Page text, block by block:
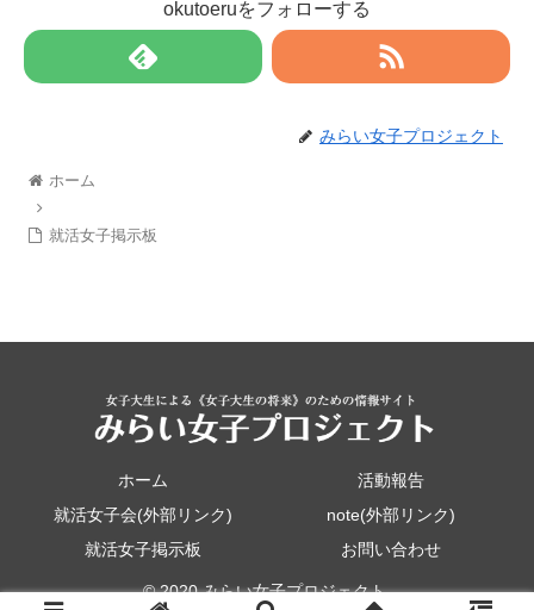
okutoeruをフォローする
みらい女子プロジェクト
ホーム
就活女子掲示板
ホーム
活動報告
就活女子会(外部リンク)
note(外部リンク)
就活女子掲示板
お問い合わせ
© 2020 みらい女子プロジェクト.